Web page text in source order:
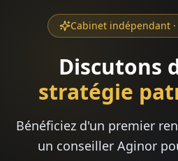
Cabinet indépendant ·
Discutons
stratégie
Bénéficiez d'un premier
un conseiller Aginor